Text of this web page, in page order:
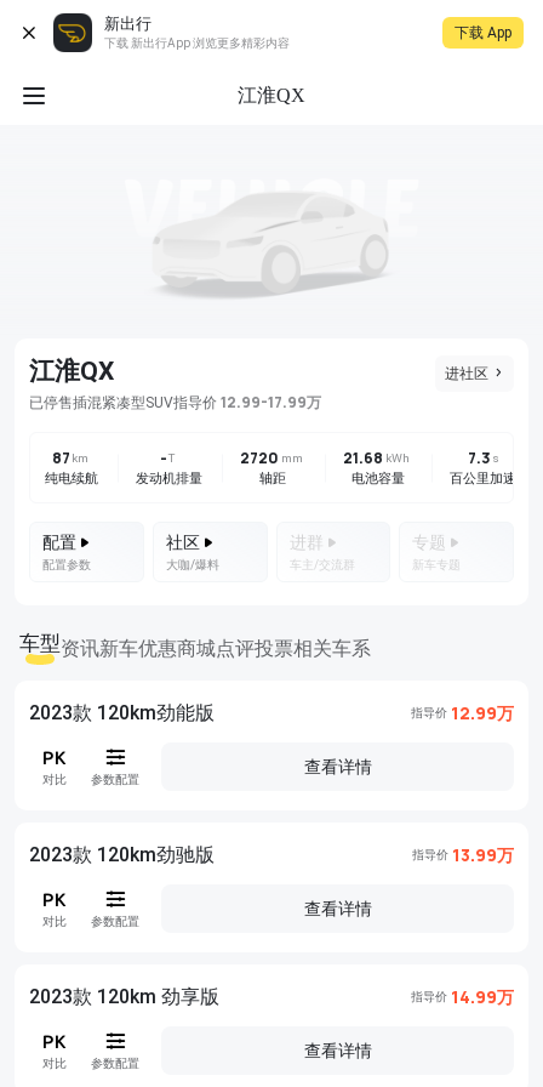
新出行
下载 新出行App 浏览更多精彩内容
下载 App
江淮QX
进社区
江淮QX
已停售插混紧凑型SUV指导价 12.99-17.99万
87 km
纯电续航
-T
发动机排量
2720 mm
轴距
21.68 kWh
电池容量
7.3 s
百公里加速
配置
配置参数
社区
大咖/爆料
进群
车主/交流群
专题
新车专题
车型资讯新车优惠商城点评投票相关车系
2023款 120km劲能版 指导价 12.99万
对比 参数配置
查看详情
2023款 120km劲驰版 指导价 13.99万
对比 参数配置
查看详情
2023款 120km 劲享版 指导价 14.99万
对比 参数配置
查看详情